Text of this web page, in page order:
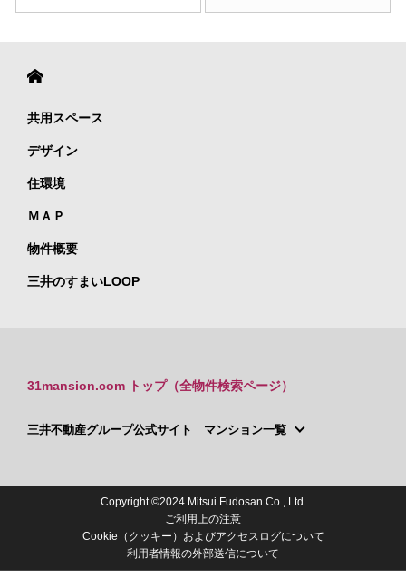
共用スペース
デザイン
住環境
ＭＡＰ
物件概要
三井のすまいLOOP
31mansion.com トップ（全物件検索ページ）
三井不動産グループ公式サイト マンション一覧
Copyright ©2024 Mitsui Fudosan Co., Ltd.
ご利用上の注意
Cookie（クッキー）およびアクセスログについて
利用者情報の外部送信について